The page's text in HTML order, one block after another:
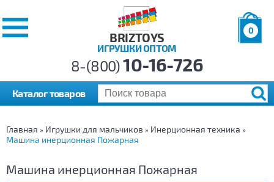
BRIZTOYS
ИГРУШКИ ОПТОМ
0
р.
8-(800)10-16-726
Каталог товаров
Главная » Игрушки для мальчиков » Инерционная техника »
Машина инерционная Пожарная
Машина инерционная Пожарная